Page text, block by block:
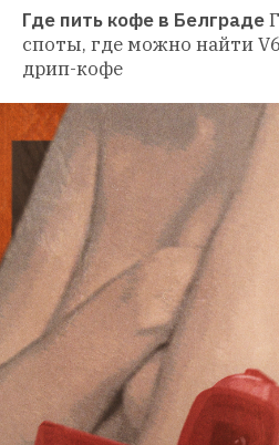
Где пить кофе в Белграде
споты, где можно найти
дрип-кофе